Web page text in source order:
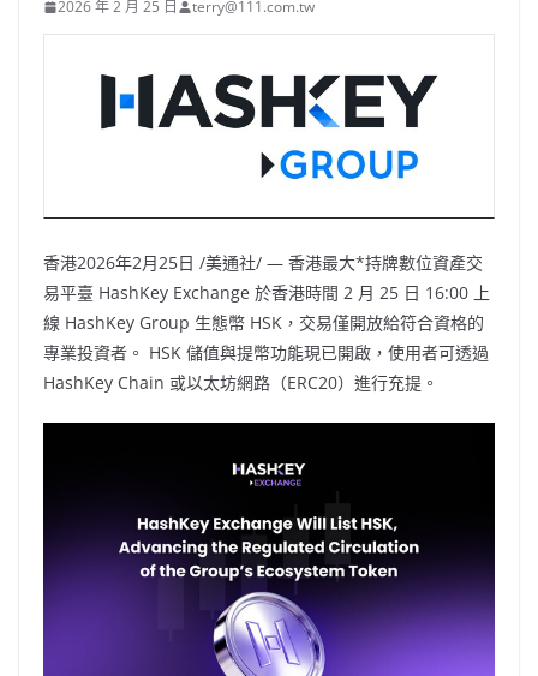
2026 年 2 月 25 日 terry@111.com.tw
香港2026年2月25日 /美通社/ — 香港最大*持牌數位資產交
易平臺 HashKey Exchange 於香港時間 2 月 25 日 16:00 上
線 HashKey Group 生態幣 HSK，交易僅開放給符合資格的
專業投資者。 HSK 儲值與提幣功能現已開啟，使用者可透過
HashKey Chain 或以太坊網路（ERC20）進行充提。